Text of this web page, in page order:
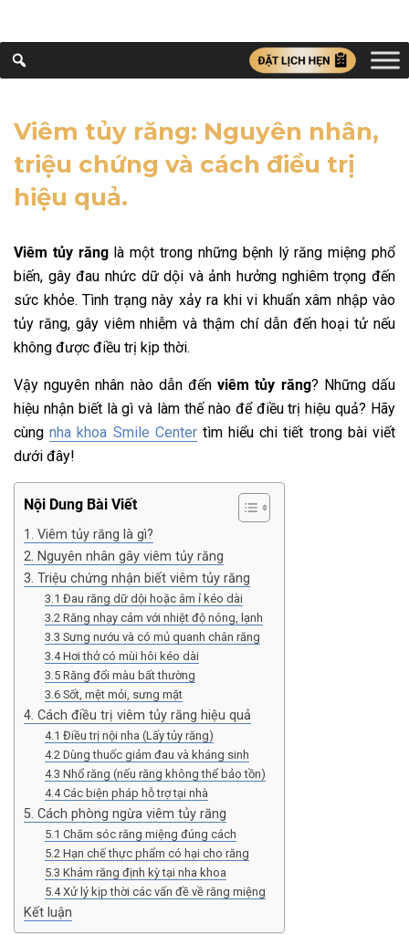
Viêm tủy răng: Nguyên nhân,
triệu chứng và cách điều trị
hiệu quả.
Viêm tủy rănglà một trong những bệnh lý răng miệng phổ
biến, gây đau nhức dữ dội và ảnh hưởng nghiêm trọng đến
sức khỏe. Tình trạng này xảy ra khi vi khuẩn xâm nhập vào
tủy răng, gây viêm nhiễm và thậm chí dẫn đến hoại tử nếu
không được điều trị kịp thời.
Vậy nguyên nhân nào dẫn đếnviêm tủy răng? Những dấu
hiệu nhận biết là gì và làm thế nào để điều trị hiệu quả? Hãy
cùngnha khoa Smile Centertìm hiểu chi tiết trong bài viết
dưới đây!
Nội Dung Bài Viết
1. Viêm tủy răng là gì?
2. Nguyên nhân gây viêm tủy răng
3. Triệu chứng nhận biết viêm tủy răng
3.1 Đau răng dữ dội hoặc âm ỉ kéo dài
3.2 Răng nhạy cảm với nhiệt độ nóng, lạnh
3.3 Sưng nướu và có mủ quanh chân răng
3.4 Hơi thở có mùi hôi kéo dài
3.5 Răng đổi màu bất thường
3.6 Sốt, mệt mỏi, sưng mặt
4. Cách điều trị viêm tủy răng hiệu quả
4.1 Điều trị nội nha (Lấy tủy răng)
4.2 Dùng thuốc giảm đau và kháng sinh
4.3 Nhổ răng (nếu răng không thể bảo tồn)
4.4 Các biện pháp hỗ trợ tại nhà
5. Cách phòng ngừa viêm tủy răng
5.1 Chăm sóc răng miệng đúng cách
5.2 Hạn chế thực phẩm có hại cho răng
5.3 Khám răng định kỳ tại nha khoa
5.4 Xử lý kịp thời các vấn đề về răng miệng
Kết luận